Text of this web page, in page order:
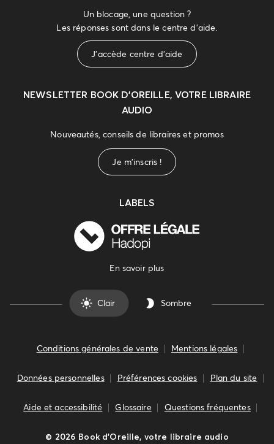
Un blocage, une question ?
Les réponses sont dans le centre d'aide.
J'accède centre d'aide
NEWSLETTER BOOK D’OREILLE, VOTRE LIBRAIRE
AUDIO
Nouveautés, conseils de libraires et promos
Je m'inscris !
LABELS
En savoir plus
Clair Sombre
Conditions générales de vente Mentions légales
Données personnelles Préférences cookies Plan du site
Aide et accessibilité Glossaire Questions fréquentes
© 2026 Book d’Oreille, votre libraire audio